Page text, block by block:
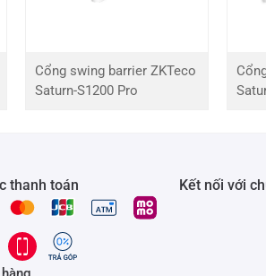
Cổng swing barrier ZKTeco
Saturn-S1200 Pro
thanh toán Kết nối với